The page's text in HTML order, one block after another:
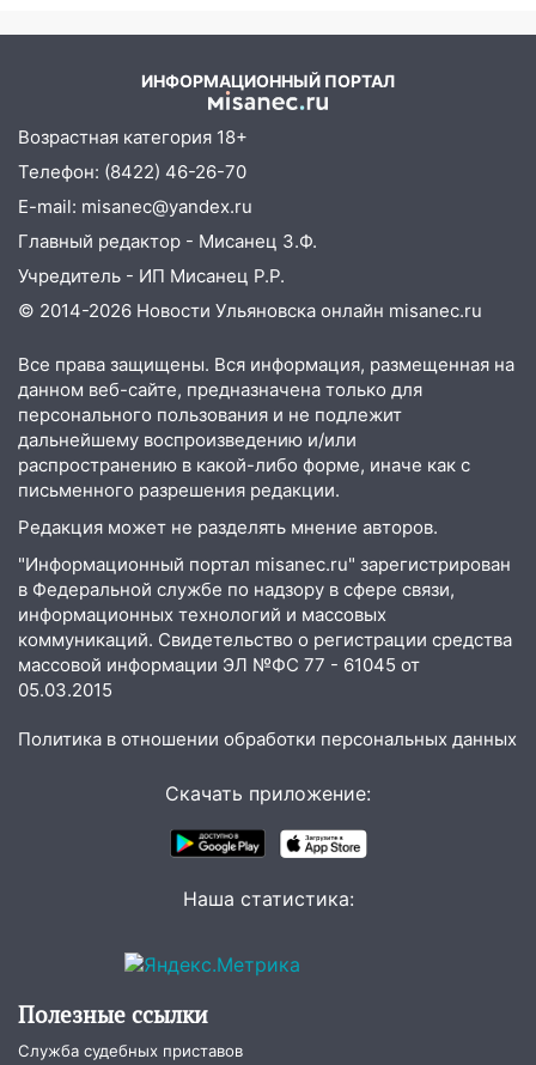
19:30 Ульяновцев приглашают
на фестивале «ФормАРТ»
18:11 Ульяновская область стала
пилотным регионом проекта
«Культурное долголетие»
17:23
Прогноз погоды в Ульяновской
области на 8 августа
17:16
В реанимацию Ульяновской
областной больницы поступили шесть
16:51 В Чердаклинском районе
ремонтируют дороги, ставят остановки
и проводят новое освещение
16:35 В Ульяновске установили ещё
мусора
16:26 В Ульяновске бесплатно покажут
матч «Волги» под открытым небом
16:12 В Ульяновском госуниверситете
разработают отечественный прибор для
15:47
Ульяновцы могут вернуть деньги
клуба «Рекорд-Fitness»
После вмешательства
области привели в порядок детские
Прокуратура проверяет
15:08 В Кузоватово после прокурорской
ИНФОРМАЦИОННЫЙ ПОРТАЛ
Возрастная категория 18+
Телефон: (8422) 46-26-70
E-mail: misanec@yandex.ru
Главный редактор - Мисанец З.Ф.
Учредитель - ИП Мисанец Р.Р.
© 2014-2026 Новости Ульяновска онлайн misanec.ru
Все права защищены. Вся информация, размещенная на
данном веб-сайте, предназначена только для
персонального пользования и не подлежит
дальнейшему воспроизведению и/или
распространению в какой-либо форме, иначе как с
письменного разрешения редакции.
Редакция может не разделять мнение авторов.
"Информационный портал misanec.ru" зарегистрирован
в Федеральной службе по надзору в сфере связи,
информационных технологий и массовых
коммуникаций. Свидетельство о регистрации средства
массовой информации ЭЛ №ФС 77 - 61045 от
05.03.2015
Политика в отношении обработки персональных данных
Скачать приложение:
Наша статистика:
Полезные ссылки
Служба судебных приставов